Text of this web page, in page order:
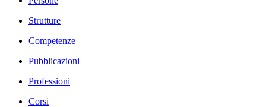
Strutture
Competenze
Pubblicazioni
Professioni
Corsi